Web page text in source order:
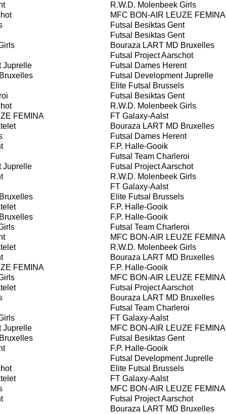
R.W.D. Molenbeek Girls
MFC BON-AIR LEUZE FEMINA
Futsal Besiktas Gent
Futsal Besiktas Gent
Bouraza LART MD Bruxelles
Futsal Project Aarschot
Juprelle Futsal Dames Herent
Futsal Development Juprelle
Elite Futsal Brussels
Futsal Besiktas Gent
R.W.D. Molenbeek Girls
FEMINA FT Galaxy-Aalst
Bouraza LART MD Bruxelles
Futsal Dames Herent
F.P. Halle-Gooik
Futsal Team Charleroi
Juprelle Futsal Project Aarschot
R.W.D. Molenbeek Girls
FT Galaxy-Aalst
Elite Futsal Brussels
F.P. Halle-Gooik
F.P. Halle-Gooik
Futsal Team Charleroi
MFC BON-AIR LEUZE FEMINA
R.W.D. Molenbeek Girls
Bouraza LART MD Bruxelles
FEMINA F.P. Halle-Gooik
MFC BON-AIR LEUZE FEMINA
Futsal Project Aarschot
Bouraza LART MD Bruxelles
Futsal Team Charleroi
FT Galaxy-Aalst
Juprelle MFC BON-AIR LEUZE FEMINA
Futsal Besiktas Gent
F.P. Halle-Gooik
Futsal Development Juprelle
Elite Futsal Brussels
FT Galaxy-Aalst
MFC BON-AIR LEUZE FEMINA
Futsal Project Aarschot
Bouraza LART MD Bruxelles